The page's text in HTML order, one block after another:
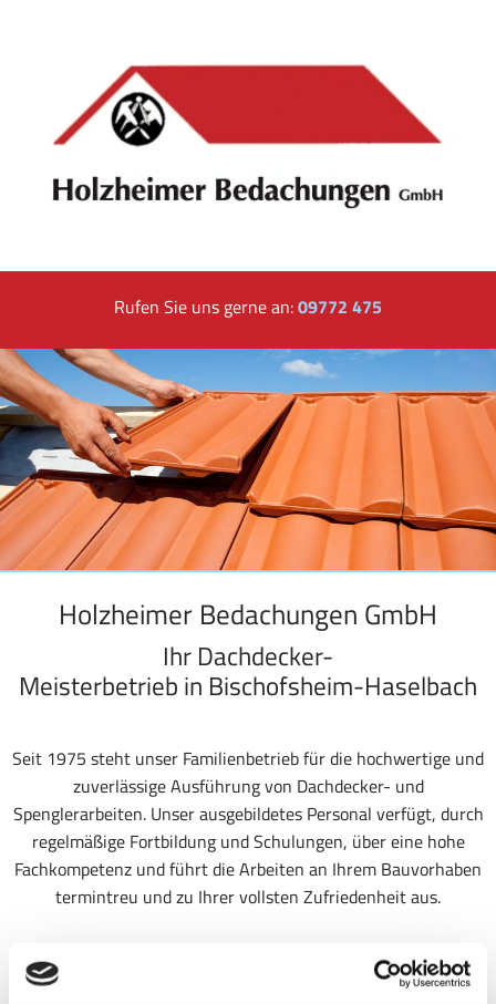
Rufen Sie uns gerne an:09772 475
Holzheimer Bedachungen GmbH
Ihr Dachdecker-
Meisterbetrieb in Bischofsheim-Haselbach
Seit 1975 steht unser Familienbetrieb für die hochwertige und
zuverlässige Ausführung von Dachdecker- und
Spenglerarbeiten. Unser ausgebildetes Personal verfügt, durch
regelmäßige Fortbildung und Schulungen, über eine hohe
Fachkompetenz und führt die Arbeiten an Ihrem Bauvorhaben
termintreu und zu Ihrer vollsten Zufriedenheit aus.
Sie haben einen Sonderwunsch? Sprechen Sie uns an, auch
hier finden wir die passende Lösung für Sie!